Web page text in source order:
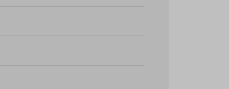
eigentijdse look.